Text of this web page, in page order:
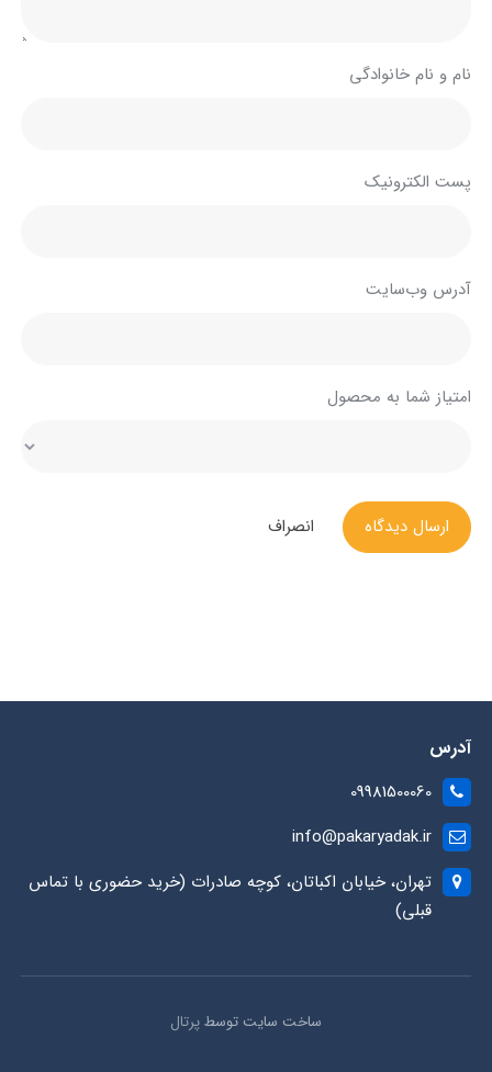
نام و نام خانوادگی
پست الکترونیک
آدرس وب‌سایت
امتیاز شما به محصول
ارسال دیدگاه انصراف
آدرس
09981500060
info@pakaryadak.ir
تهران، خیابان اکباتان، کوچه صادرات (خرید حضوری با تماس
قبلی)
ساخت سایت توسطپرتال